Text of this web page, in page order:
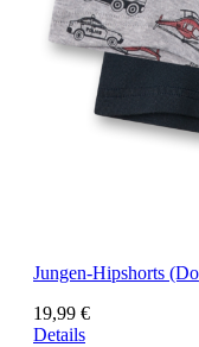
Jungen-Hipshorts
19,99 €
Details